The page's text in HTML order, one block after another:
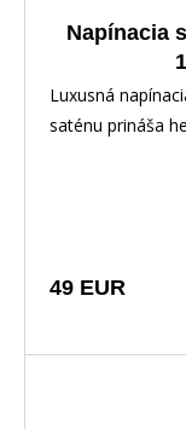
Napínacia
Luxusná
saténu prináša
49 EUR